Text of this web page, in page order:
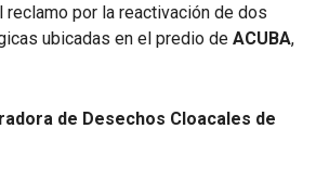
reclamo por la reactivación de dos
ubicadas en el predio de ACUBA,
de Desechos Cloacales de